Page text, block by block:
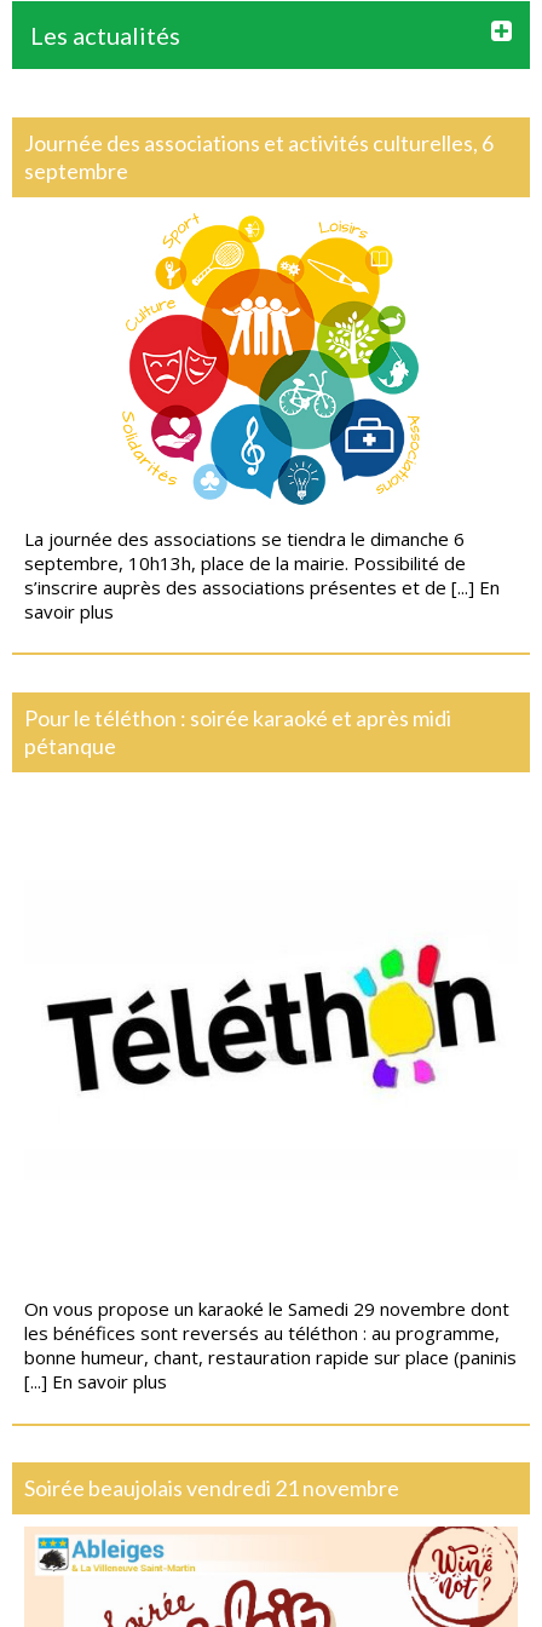
Les actualités
Journée des associations et activités culturelles, 6
septembre
La journée des associations se tiendra le dimanche 6
septembre, 10h13h, place de la mairie. Possibilité de
s’inscrire auprès des associations présentes et de [...] En
savoir plus
Pour le téléthon : soirée karaoké et après midi
pétanque
On vous propose un karaoké le Samedi 29 novembre dont
les bénéfices sont reversés au téléthon : au programme,
bonne humeur, chant, restauration rapide sur place (paninis
[...] En savoir plus
Soirée beaujolais vendredi 21 novembre